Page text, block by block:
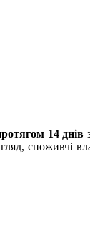
14 днів
споживчі